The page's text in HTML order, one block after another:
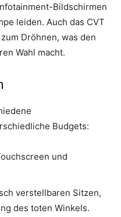
Bildschirmen
leiden. Auch das CVT
Dröhnen, was den
Wahl macht.
Budgets:
und
verstellbaren Sitzen,
des toten Winkels.